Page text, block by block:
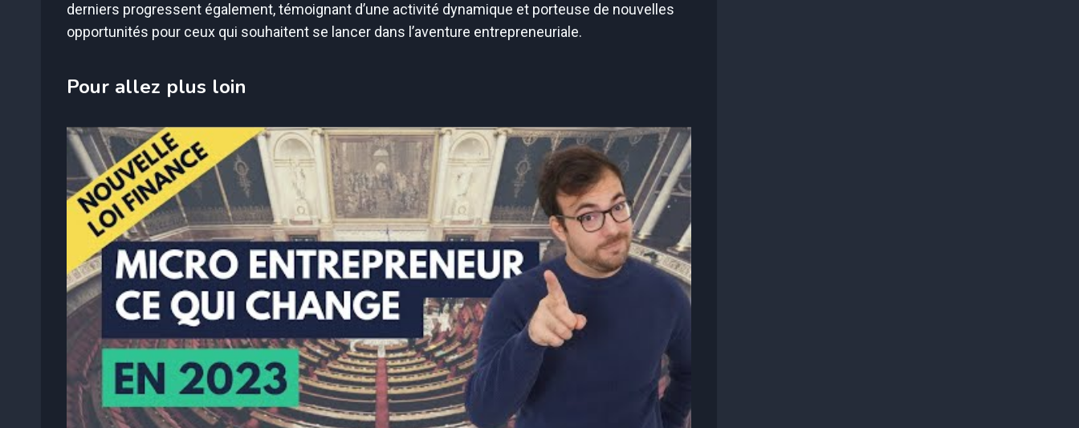
derniers progressent également, témoignant d’une activité dynamique et porteuse de nouvelles
opportunités pour ceux qui souhaitent se lancer dans l’aventure entrepreneuriale.
Pour allez plus loin